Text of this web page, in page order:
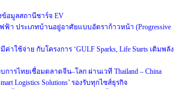
ข้อมูลสถานีชาร์จ EV
า ประเภทบ้านอยู่อาศัยแบบอัตราก้าวหน้า (Progressive
ช้จ่าย กับโครงการ ‘GULF Sparks, Life Starts เติมพลัง
ารไทยเชื่อมตลาดจีน–โลก ผ่านเวที Thailand – China
Logistics Solutions’ รองรับทุกไซส์ธุรกิจ